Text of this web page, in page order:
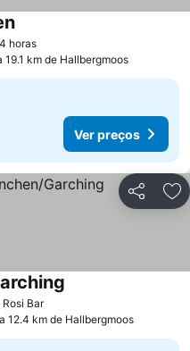
horas
19.1 km de Hallbergmoos
Ver preços
Partilhar
Bar
12.4 km de Hallbergmoos